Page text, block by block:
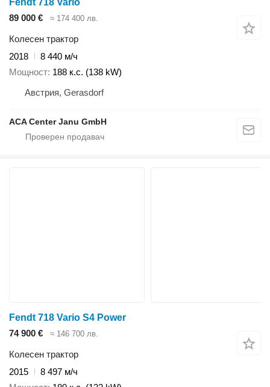
Fendt 718 Vario
89 000 €
≈ 174 400 лв.
Колесен трактор
2018
8 440 м/ч
Мощност 188 к.с. (138 kW)
Австрия, Gerasdorf
ACA Center Janu GmbH
Fendt 718 Vario S4 Power
74 900 €
≈ 146 700 лв.
Колесен трактор
2015
8 497 м/ч